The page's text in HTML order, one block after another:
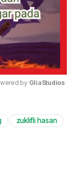
by GliaStudios
zuklifli hasan